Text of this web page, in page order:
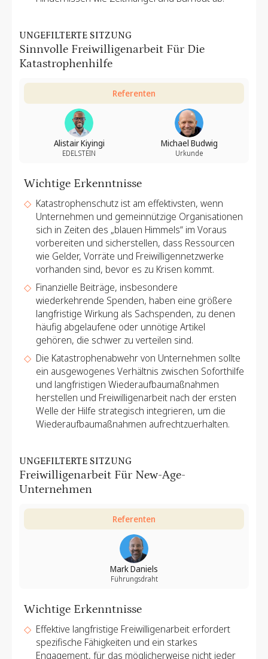
UNGEFILTERTE SITZUNG
Sinnvolle Freiwilligenarbeit Für Die
Katastrophenhilfe
Referenten
Alistair Kiyingi
EDELSTEIN
Michael Budwig
Urkunde
Wichtige Erkenntnisse
Katastrophenschutz ist am effektivsten, wenn
Unternehmen und gemeinnützige Organisationen
sich in Zeiten des „blauen Himmels“ im Voraus
vorbereiten und sicherstellen, dass Ressourcen
wie Gelder, Vorräte und Freiwilligennetzwerke
vorhanden sind, bevor es zu Krisen kommt.
Finanzielle Beiträge, insbesondere
wiederkehrende Spenden, haben eine größere
langfristige Wirkung als Sachspenden, zu denen
häufig abgelaufene oder unnötige Artikel
gehören, die schwer zu verteilen sind.
Die Katastrophenabwehr von Unternehmen sollte
ein ausgewogenes Verhältnis zwischen Soforthilfe
und langfristigen Wiederaufbaumaßnahmen
herstellen und Freiwilligenarbeit nach der ersten
Welle der Hilfe strategisch integrieren, um die
Wiederaufbaumaßnahmen aufrechtzuerhalten.
UNGEFILTERTE SITZUNG
Freiwilligenarbeit Für New-Age-
Unternehmen
Referenten
Mark Daniels
Führungsdraht
Wichtige Erkenntnisse
Effektive langfristige Freiwilligenarbeit erfordert
spezifische Fähigkeiten und ein starkes
Engagement, für das möglicherweise nicht jeder